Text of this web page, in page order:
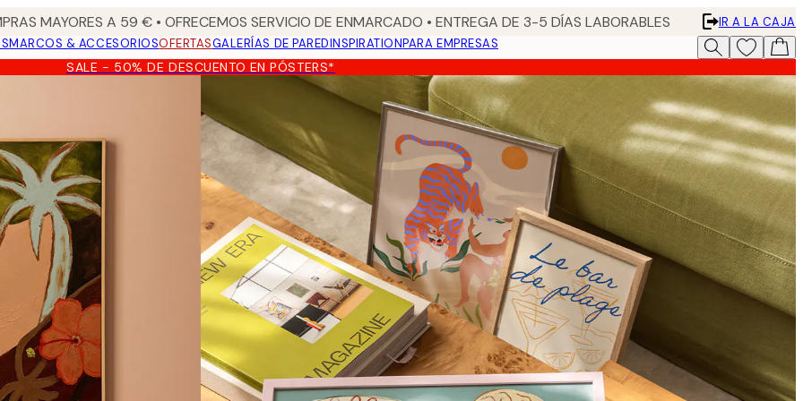
MAYORES A 59 € • OFRECEMOS SERVICIO DE ENMARCADO • ENTREGA DE 3-5 DÍAS LABORABLES
IR A LA CAJA
MARCOS & ACCESORIOSOFERTASGALERÍAS DE PAREDINSPIRATIONPARA EMPRESAS
SALE - 50% DE DESCUENTO EN PÓSTERS*